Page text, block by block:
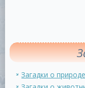
Загадки о природе